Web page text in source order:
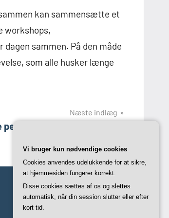
kan sammensætte et
workshops,
sammen. På den måde
som alle husker længe
Næste indlæg
perler: Unikke polterabend-
Vi bruger kun nødvendige cookies
Cookies anvendes udelukkende for at sikre,
at hjemmesiden fungerer korrekt.
Disse cookies sættes af os og slettes
automatisk, når din session slutter eller efter
kort tid.